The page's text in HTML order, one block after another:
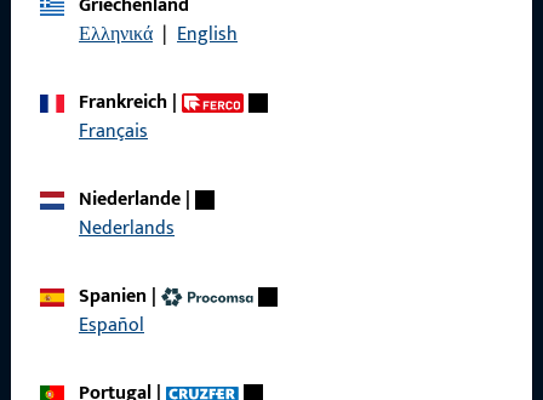
Ελληνικά | English
Frankreich|
Français
Niederlande|
Nederlands
Spanien |
Español
Portugal|
Datenschutz
Schnelleinstieg